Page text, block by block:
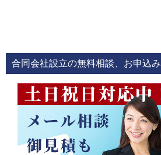
合同会社設立の無料相談、お申込み